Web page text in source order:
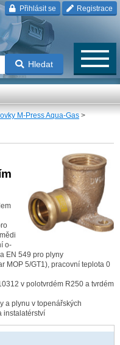
Přihlásit se Registrace
Hledat
M-Press Aqua-Gas >
o-
EN 549 pro plyny
MOP 5/GT1), pracovní teplota 0
v polotvrdém R250 a tvrdém
a plynu v topenářských
instalatérství